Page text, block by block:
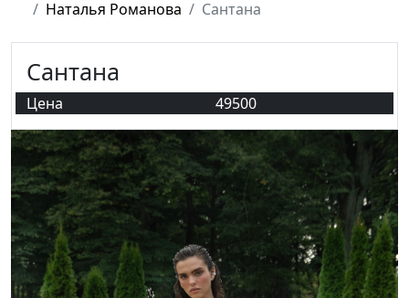
Наталья Романова
Сантана
Сантана
Цена 49500